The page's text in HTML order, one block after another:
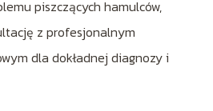
piszczących hamulców,
z profesjonalnym
dla dokładnej diagnozy i